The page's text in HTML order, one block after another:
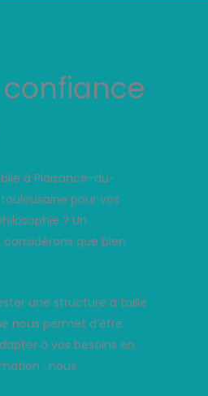
à Plaisance-du-
pour vos
? Un
que bien
une structure à taille
nous permet d’être
à vos besoins en
: nous